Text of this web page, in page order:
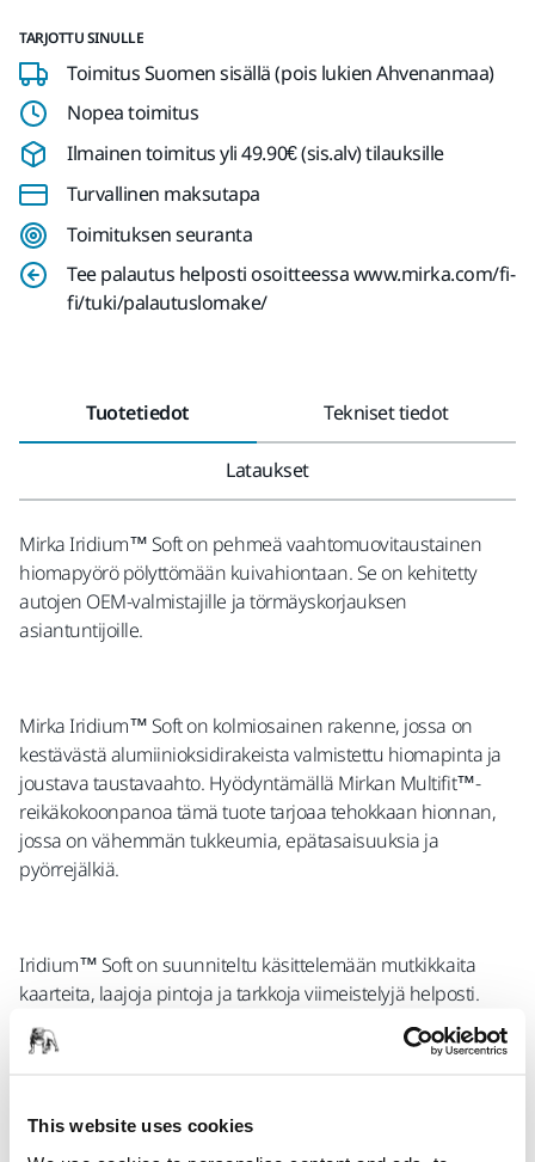
This website uses cookies
TARJOTTU SINULLE
Toimitus Suomen sisällä (pois lukien Ahvenanmaa)
Nopea toimitus
Ilmainen toimitus yli 49.90€ (sis.alv) tilauksille
Turvallinen maksutapa
Toimituksen seuranta
Tee palautus helposti osoitteessa www.mirka.com/fi-
fi/tuki/palautuslomake/
Tuotetiedot Tekniset tiedot
Lataukset
Mirka Iridium™ Soft on pehmeä vaahtomuovitaustainen
hiomapyörö pölyttömään kuivahiontaan. Se on kehitetty
autojen OEM-valmistajille ja törmäyskorjauksen
asiantuntijoille.
Mirka Iridium™ Soft on kolmiosainen rakenne, jossa on
kestävästä alumiinioksidirakeista valmistettu hiomapinta ja
joustava taustavaahto. Hyödyntämällä Mirkan Multifit™-
reikäkokoonpanoa tämä tuote tarjoaa tehokkaan hionnan,
jossa on vähemmän tukkeumia, epätasaisuuksia ja
pyörrejälkiä.
Iridium™ Soft on suunniteltu käsittelemään mutkikkaita
kaarteita, laajoja pintoja ja tarkkoja viimeistelyjä helposti.
Iridium™ Soft tarjoaa vertaansa vailla olevan kestävyyden,
mukavuuden ja tuloksen.